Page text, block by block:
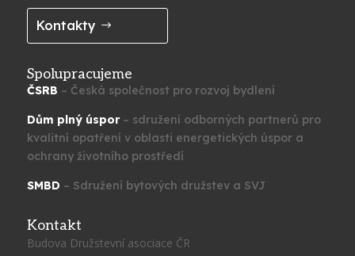
Kontakty
Spolupracujeme
ČSRB – Česká společnost pro rozvoj bydlení
Dům plný úspor– sdružení odborných partnerů pro
kvalitní opatření v oblasti energetických úspor a
ochrany životního prostředí
SMBD – Sdružení bytových družstev a SVJ
Kontakt
Budova Družstevní asociace ČR